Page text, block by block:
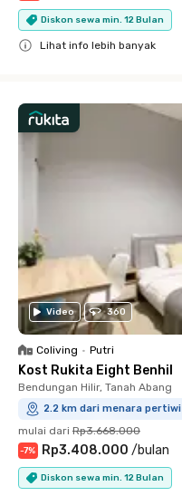
Diskon sewa min. 12 Bulan
Lihat info lebih banyak
Video 360
Coliving • Putri
Kost Rukita Eight Benhil
Bendungan Hilir, Tanah Abang
2.2 km dari menara pertiwi
mulai dari Rp3.668.000
-7% Rp3.408.000 /bulan
Diskon sewa min. 12 Bulan